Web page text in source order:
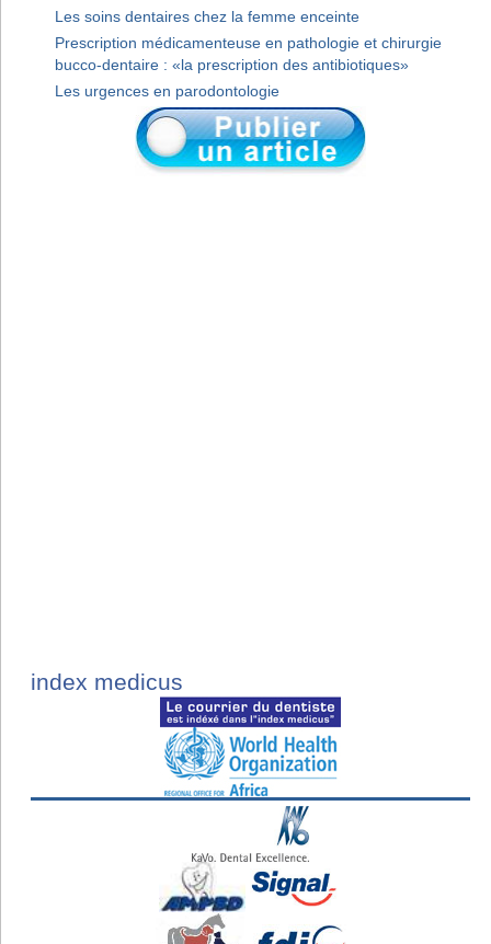
Les soins dentaires chez la femme enceinte
Prescription médicamenteuse en pathologie et chirurgie
bucco-dentaire : «la prescription des antibiotiques»
Les urgences en parodontologie
index medicus